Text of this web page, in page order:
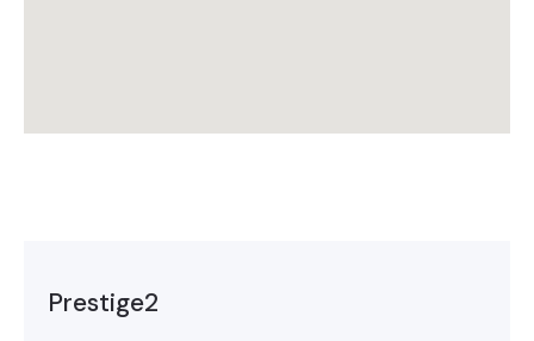
Prestige2